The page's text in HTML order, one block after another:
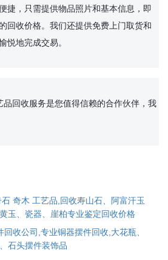
捷，只需提供物品照片和基本信息，即
回收价格。我们还提供免费上门取货和
悦地完成交易。
奇木 工艺品,回收寿山石、阿富汗玉
玉、瓷器、崖柏专业鉴定回收价格
回收公司,专业铜器摆件回收,大花瓶、
石头摆件装饰品